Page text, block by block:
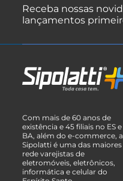
Receba nossas
lançamentos
Com mais de 60 anos de
existência e 45 filiais no ES e
BA, além do e-commerce, a
Sipolatti é uma das maiores
rede varejistas de
eletromóveis, eletrônicos,
informática e celular do